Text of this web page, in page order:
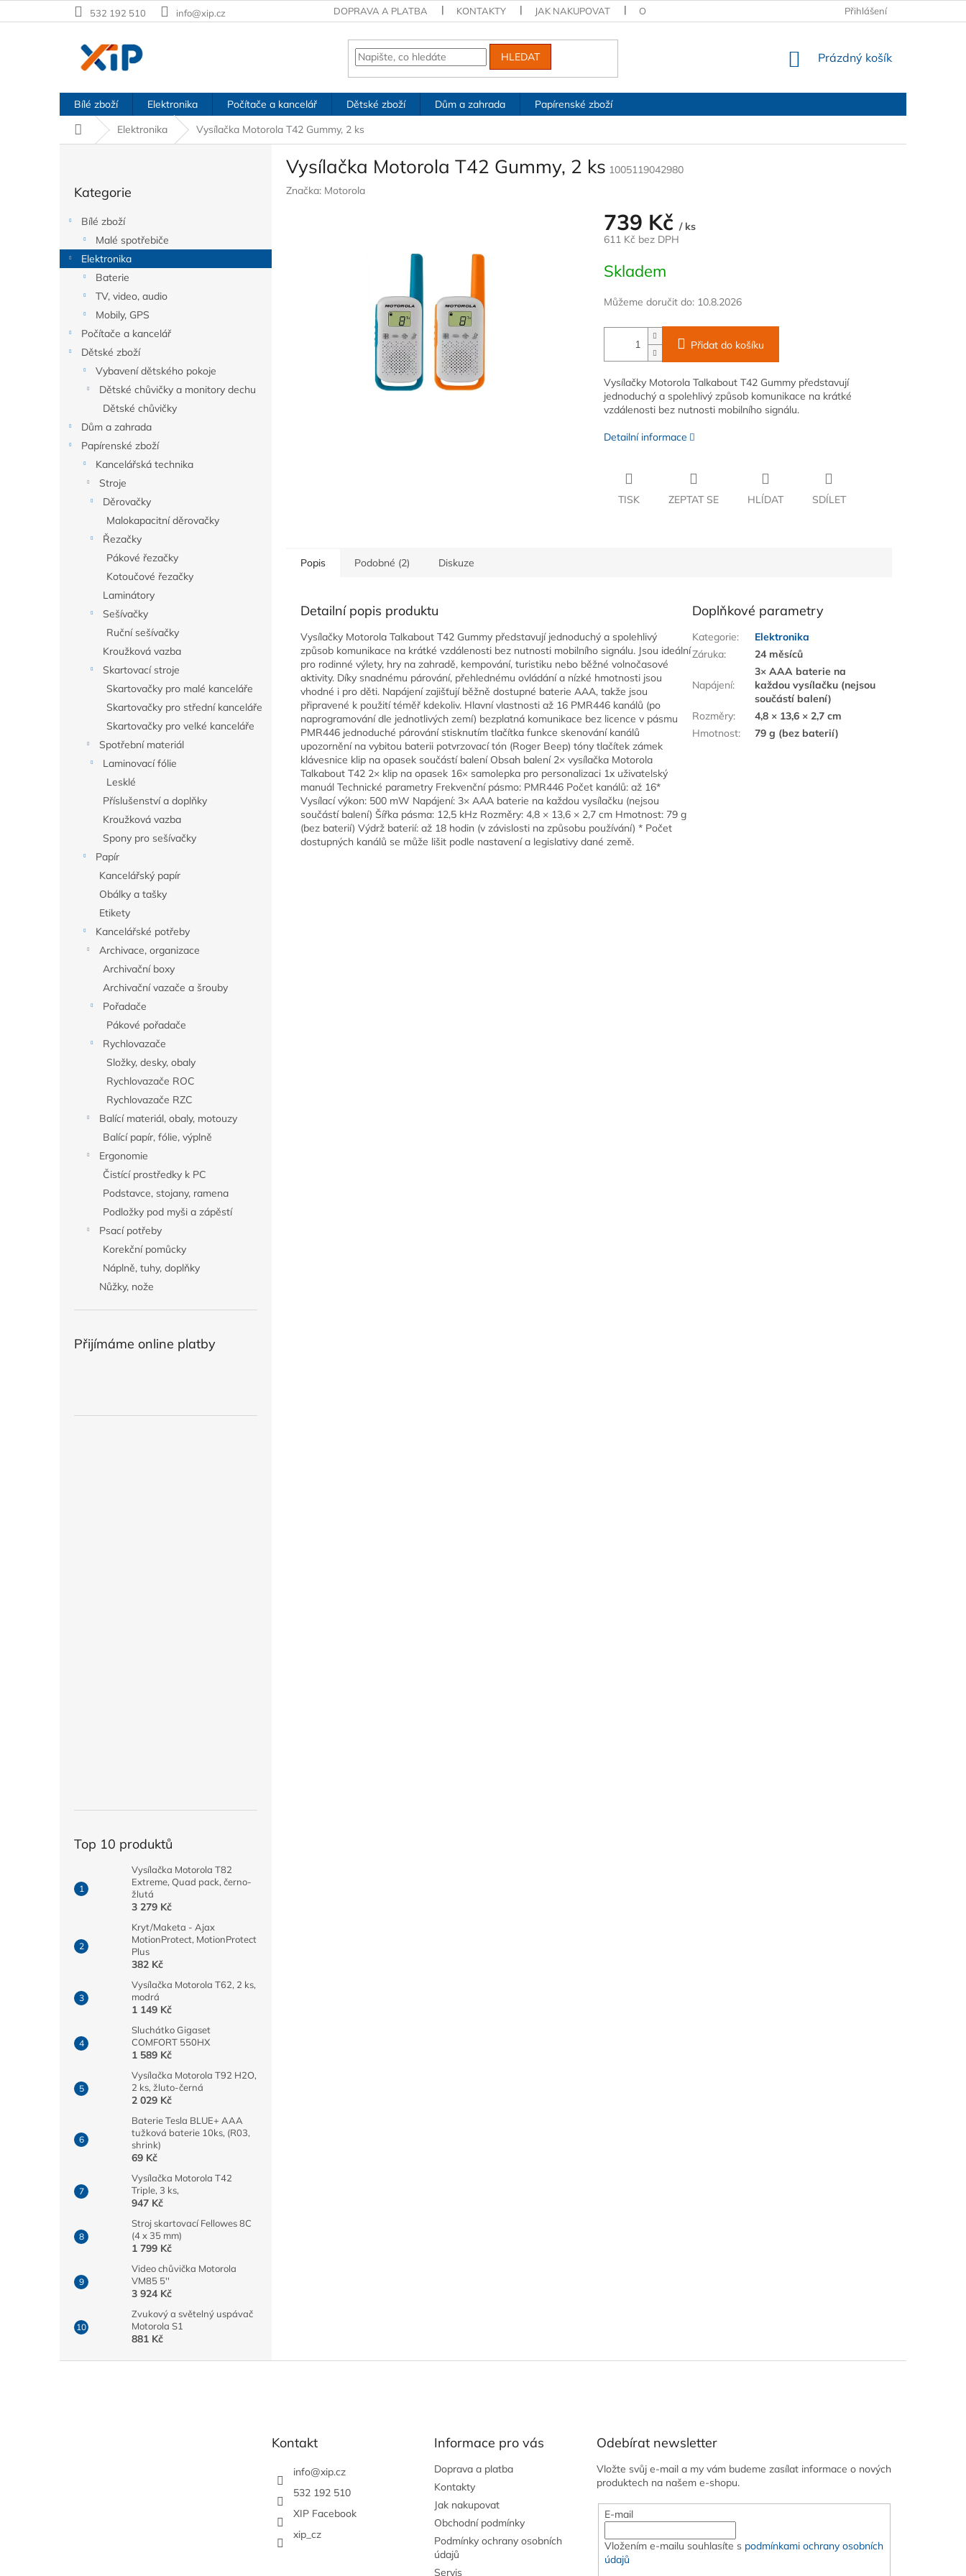
na
532 192 510 info@xip.cz DOPRAVA A PLATBA KONTAKTY JAK NAKUPOVAT OBCHODNÍ PODMÍNKY PODMÍNKY OCHRANY OSOBNÍCH ÚDAJŮ
Přihlášení
HLEDAT
NÁKUPNÍ
Prázdný košík
Bílé zboží Elektronika Počítače a kancelář Dětské zboží Dům a zahrada
Papírenské zboží
Domů
Elektronika Vysílačka Motorola T42 Gummy, 2 ks
n
kategorie
Kategorie
Bílé zboží
Malé spotřebiče
Elektronika
Baterie
TV, video, audio
Mobily, GPS
Počítače a kancelář
Dětské zboží
Vybavení dětského pokoje
Dětské chůvičky a monitory dechu
Dětské chůvičky
Dům a zahrada
Papírenské zboží
Kancelářská technika
Stroje
Děrovačky
Malokapacitní děrovačky
Řezačky
Pákové řezačky
Kotoučové řezačky
Laminátory
Sešívačky
Ruční sešívačky
Kroužková vazba
Skartovací stroje
Skartovačky pro malé kanceláře
Skartovačky pro střední kanceláře
Skartovačky pro velké kanceláře
Spotřební materiál
Laminovací fólie
Lesklé
Příslušenství a doplňky
Kroužková vazba
Spony pro sešívačky
Papír
Kancelářský papír
Obálky a tašky
Etikety
Kancelářské potřeby
Archivace, organizace
Archivační boxy
Archivační vazače a šrouby
Pořadače
Pákové pořadače
Rychlovazače
Složky, desky, obaly
Rychlovazače ROC
Rychlovazače RZC
Balící materiál, obaly, motouzy
Balící papír, fólie, výplně
Ergonomie
Čistící prostředky k PC
Podstavce, stojany, ramena
Podložky pod myši a zápěstí
Psací potřeby
Korekční pomůcky
Náplně, tuhy, doplňky
Nůžky, nože
Přijímáme online platby
Top 10 produktů
Vysílačka Motorola T82
Extreme, Quad pack, černo-
žlutá
3 279 Kč
Kryt/Maketa - Ajax
MotionProtect, MotionProtect
Plus
382 Kč
Vysílačka Motorola T62, 2 ks,
modrá
1 149 Kč
Sluchátko Gigaset
COMFORT 550HX
1 589 Kč
Vysílačka Motorola T92 H2O,
2 ks, žluto-černá
2 029 Kč
Baterie Tesla BLUE+ AAA
tužková baterie 10ks, (R03,
shrink)
69 Kč
Vysílačka Motorola T42
Triple, 3 ks,
947 Kč
Stroj skartovací Fellowes 8C
(4 x 35 mm)
1 799 Kč
Video chůvička Motorola
VM85 5''
3 924 Kč
Zvukový a světelný uspávač
Motorola S1
881 Kč
Vysílačka Motorola T42 Gummy, 2 ks 1005119042980
Značka: Motorola
739 Kč / ks
611 Kč bez DPH
cena:
Skladem
Můžeme doručit do: 10.8.2026
Přidat do košíku
Vysílačky Motorola Talkabout T42 Gummy představují
jednoduchý a spolehlivý způsob komunikace na krátké
vzdálenosti bez nutnosti mobilního signálu.
Detailní informace
TISK ZEPTAT SE HLÍDAT SDÍLET
Popis Podobné (2) Diskuze
Detailní popis produktu
Vysílačky Motorola Talkabout T42 Gummy představují jednoduchý a spolehlivý
způsob komunikace na krátké vzdálenosti bez nutnosti mobilního signálu. Jsou ideální
pro rodinné výlety, hry na zahradě, kempování, turistiku nebo běžné volnočasové
aktivity. Díky snadnému párování, přehlednému ovládání a nízké hmotnosti jsou
vhodné i pro děti. Napájení zajišťují běžně dostupné baterie AAA, takže jsou
připravené k použití téměř kdekoliv. Hlavní vlastnosti až 16 PMR446 kanálů (po
naprogramování dle jednotlivých zemí) bezplatná komunikace bez licence v pásmu
PMR446 jednoduché párování stisknutím tlačítka funkce skenování kanálů
upozornění na vybitou baterii potvrzovací tón (Roger Beep) tóny tlačítek zámek
klávesnice klip na opasek součástí balení Obsah balení 2× vysílačka Motorola
Talkabout T42 2× klip na opasek 16× samolepka pro personalizaci 1x uživatelský
manuál Technické parametry Frekvenční pásmo: PMR446 Počet kanálů: až 16*
Vysílací výkon: 500 mW Napájení: 3× AAA baterie na každou vysílačku (nejsou
součástí balení) Šířka pásma: 12,5 kHz Rozměry: 4,8 × 13,6 × 2,7 cm Hmotnost: 79 g
(bez baterií) Výdrž baterií: až 18 hodin (v závislosti na způsobu používání) * Počet
dostupných kanálů se může lišit podle nastavení a legislativy dané země.
Doplňkové parametry
Kategorie:
Elektronika
Záruka: 24 měsíců
Napájení:
3× AAA baterie na
každou vysílačku (nejsou
součástí balení)
Rozměry:
4,8 × 13,6 × 2,7 cm
Hmotnost: 79 g (bez baterií)
Kontakt
info@xip.cz
532 192 510
XIP Facebook
xip_cz
Informace pro vás
Doprava a platba
Kontakty
Jak nakupovat
Obchodní podmínky
Podmínky ochrany osobních
údajů
Servis
Odebírat newsletter
Vložte svůj e-mail a my vám budeme zasílat informace o nových
produktech na našem e-shopu.
E-mail
Vložením e-mailu souhlasíte s podmínkami ochrany osobních
údajů